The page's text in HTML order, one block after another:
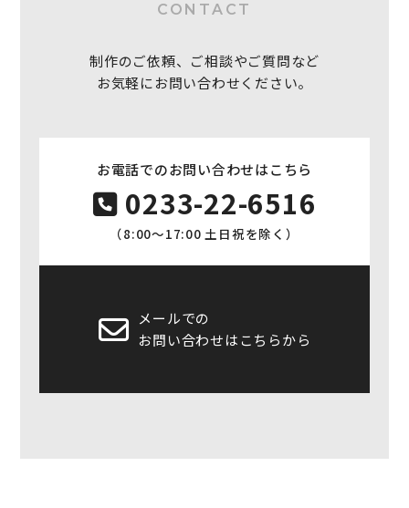
CONTACT
制作のご依頼、ご相談やご質問など
お気軽にお問い合わせください。
お電話でのお問い合わせはこちら
0233-22-6516
（8:00〜17:00 土日祝を除く）
メールでの
お問い合わせはこちらから